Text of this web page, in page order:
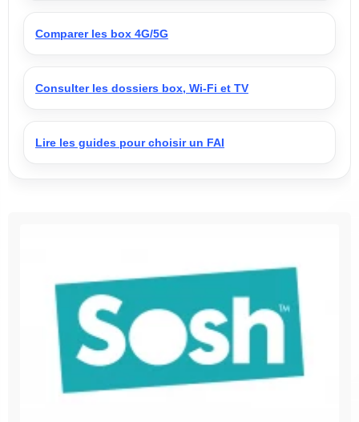
Comparer les box 4G/5G
Consulter les dossiers box, Wi-Fi et TV
Lire les guides pour choisir un FAI